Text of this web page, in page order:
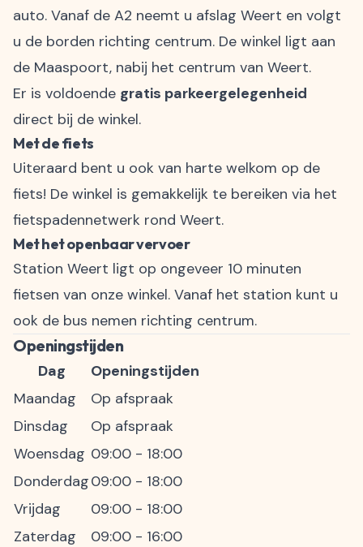
auto. Vanaf de A2 neemt u afslag Weert en volgt
u de borden richting centrum. De winkel ligt aan
de Maaspoort, nabij het centrum van Weert.
Er is voldoende gratis parkeergelegenheid
direct bij de winkel.
Met de fiets
Uiteraard bent u ook van harte welkom op de
fiets! De winkel is gemakkelijk te bereiken via het
fietspadennetwerk rond Weert.
Met het openbaar vervoer
Station Weert ligt op ongeveer 10 minuten
fietsen van onze winkel. Vanaf het station kunt u
ook de bus nemen richting centrum.
Openingstijden
Dag
Openingstijden
Maandag
Op afspraak
Dinsdag
Op afspraak
Woensdag 09:00 - 18:00
Donderdag09:00 - 18:00
Vrijdag
09:00 - 18:00
Zaterdag
09:00 - 16:00